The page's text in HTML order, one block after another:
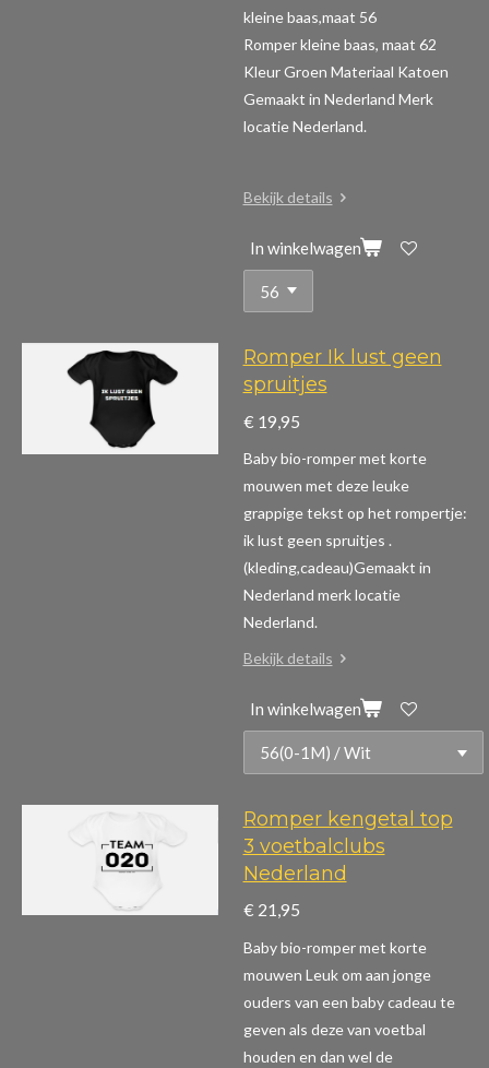
kleine baas,maat 56
Romper kleine baas, maat 62
Kleur Groen Materiaal Katoen
Gemaakt in Nederland Merk
locatie Nederland.
Bekijk details
In winkelwagen
Romper Ik lust geen
spruitjes
€ 19,95
Baby bio-romper met korte
mouwen met deze leuke
grappige tekst op het rompertje:
ik lust geen spruitjes .
(kleding,cadeau)Gemaakt in
Nederland merk locatie
Nederland.
Bekijk details
In winkelwagen
Romper kengetal top
3 voetbalclubs
Nederland
€ 21,95
Baby bio-romper met korte
mouwen Leuk om aan jonge
ouders van een baby cadeau te
geven als deze van voetbal
houden en dan wel de